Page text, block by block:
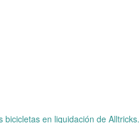
bicicletas en liquidación de Alltricks.